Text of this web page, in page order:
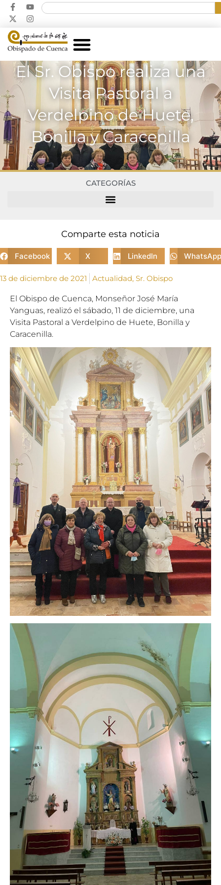
El Sr. Obispo realiza una
Visita Pastoral a
Verdelpino de Huete,
Bonilla y Caracenilla
CATEGORÍAS
Comparte esta noticia
Facebook X LinkedIn WhatsApp
13 de diciembre de 2021 Actualidad, Sr. Obispo
El Obispo de Cuenca, Monseñor José María
Yanguas, realizó el sábado, 11 de diciembre, una
Visita Pastoral a Verdelpino de Huete, Bonilla y
Caracenilla.